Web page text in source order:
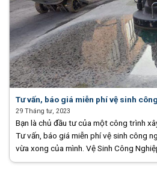
Tư vấn, báo giá miễn phí vệ sinh
29 Tháng tư, 2023
Bạn là chủ đầu tư của một công trình
Tư vấn, báo giá miễn phí vệ sinh công
vừa xong của mình. Vệ Sinh Công